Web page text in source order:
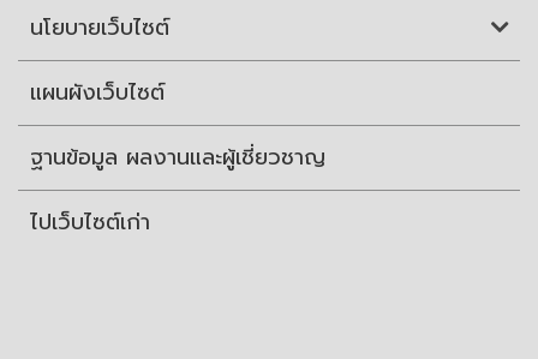
นโยบายเว็บไซต์
แผนผังเว็บไซต์
ฐานข้อมูล ผลงานและผู้เชี่ยวชาญ
ไปเว็บไซต์เก่า